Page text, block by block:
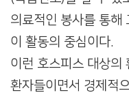
의료적인 봉사를 통해
이 활동의 중심이다.
이런 호스피스 대상의
환자들이면서 경제적